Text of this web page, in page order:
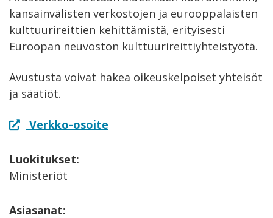
kansainvälisten verkostojen ja eurooppalaisten
kulttuurireittien kehittämistä, erityisesti
Euroopan neuvoston kulttuurireittiyhteistyötä.
Avustusta voivat hakea oikeuskelpoiset yhteisöt
ja säätiöt.
Verkko-osoite
Luokitukset:
Ministeriöt
Asiasanat: